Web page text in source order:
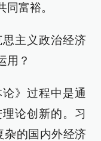
富裕。
主义政治经济
用？
》过程中是通
论创新的。习
杂的国内外经济